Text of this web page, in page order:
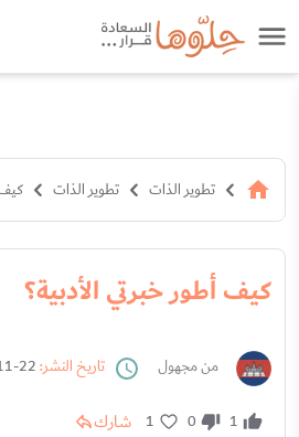
تطوير الذات تطوير الذات كيف
كيف أطور خبرتي الأدبية؟
من مجهول تاريخ النشر:
1
0
1 شارك